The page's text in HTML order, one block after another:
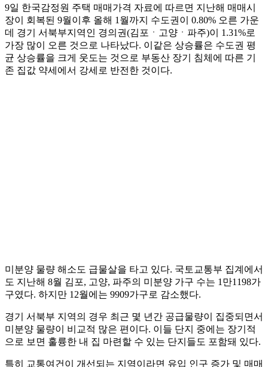
9일 한국감정원 주택 매매가격 자료에 따르면 지난해 매매시
장이 회복된 9월이후 올해 1월까지 수도권이 0.80% 오른 가운
데 경기 서북부지역인 경의권(김포ㆍ고양ㆍ파주)이 1.31%로
가장 많이 오른 것으로 나타났다. 이같은 상승률은 수도권 평
균 상승률을 크게 웃도는 것으로 부동산 장기 침체에 따른 기
존 집값 약세에서 강세로 반전한 것이다.
미분양 물량 해소도 급물살을 타고 있다. 국토교통부 집계에서
도 지난해 8월 김포, 고양, 파주의 미분양 가구 수는 1만1198가
구였다. 하지만 12월에는 9909가구로 감소했다.
경기 서북부 지역의 경우 최근 몇 년간 공급물량이 집중되면서
미분양 물량이 비교적 많은 편이다. 이들 단지 중에는 장기적
으로 보면 훌륭한 내 집 마련할 수 있는 단지들도 포함돼 있다.
특히 교통여건이 개선되는 지역이라면 유입 인구 증가 및 매매